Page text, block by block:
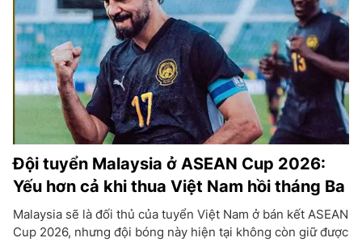
Đội tuyển Malaysia ở ASEAN Cup 2026:
Yếu hơn cả khi thua Việt Nam hồi tháng Ba
Malaysia sẽ là đối thủ của tuyển Việt Nam ở bán kết ASEAN
Cup 2026, nhưng đội bóng này hiện tại không còn giữ được